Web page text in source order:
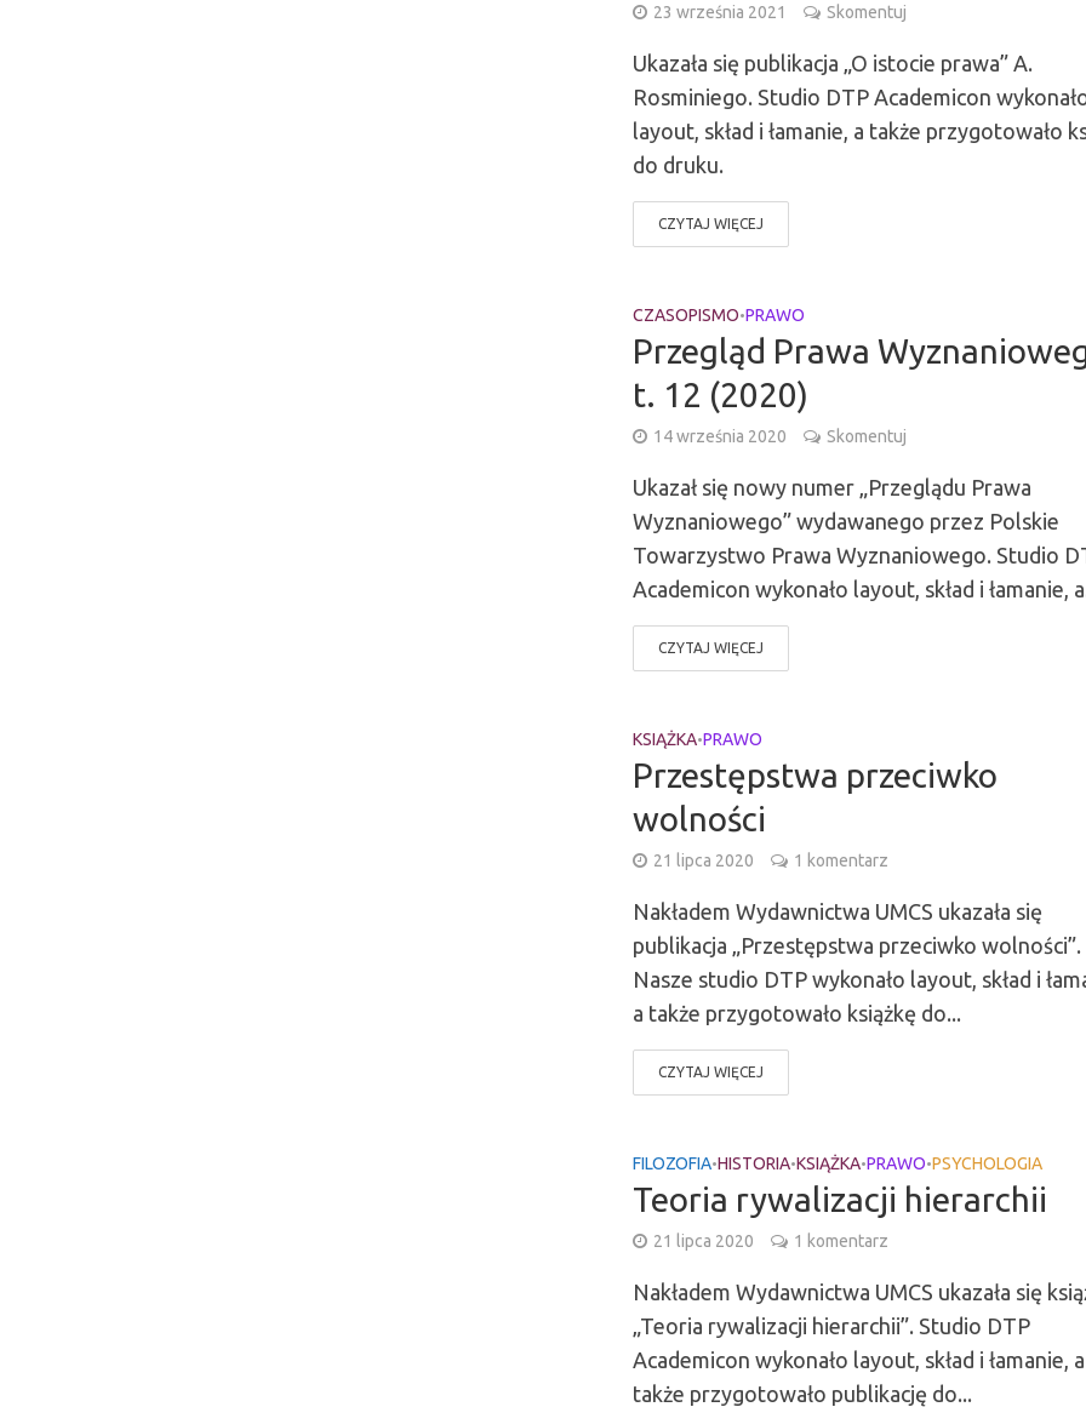
23 września 2021 Skomentuj
Ukazała się publikacja „O istocie prawa” A.
Rosminiego. Studio DTP Academicon
layout, skład i łamanie, a także przygotowało
do druku.
CZYTAJ WIĘCEJ
CZASOPISMO•PRAWO
Przegląd Prawa
t. 12 (2020)
14 września 2020 Skomentuj
Ukazał się nowy numer „Przeglądu Prawa
Wyznaniowego” wydawanego przez Polskie
Towarzystwo Prawa Wyznaniowego. Studio
Academicon wykonało layout, skład i łamanie,
CZYTAJ WIĘCEJ
KSIĄŻKA•PRAWO
Przestępstwa przeciwko
wolności
21 lipca 2020 1 komentarz
Nakładem Wydawnictwa UMCS ukazała się
publikacja „Przestępstwa przeciwko wolności”.
Nasze studio DTP wykonało layout, skład i
a także przygotowało książkę do...
CZYTAJ WIĘCEJ
FILOZOFIA•HISTORIA•KSIĄŻKA•PRAWO•PSYCHOLOGIA
Teoria rywalizacji hierarchii
21 lipca 2020 1 komentarz
Nakładem Wydawnictwa UMCS ukazała się
„Teoria rywalizacji hierarchii”. Studio DTP
Academicon wykonało layout, skład i łamanie, a
także przygotowało publikację do...